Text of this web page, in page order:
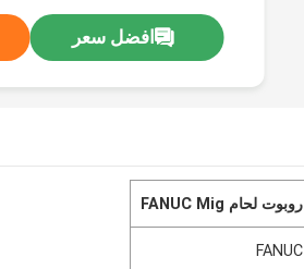
افضل سعر
روبوت لحام FANUC Mig
FANUC